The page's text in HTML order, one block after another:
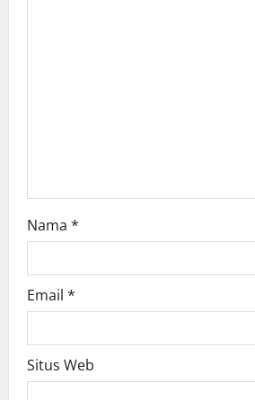
Nama *
Email *
Situs Web